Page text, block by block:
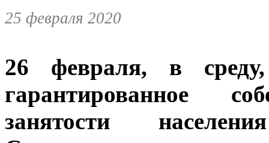
25 февраля 2020
26 февраля, в среду,
гарантированное
занятости